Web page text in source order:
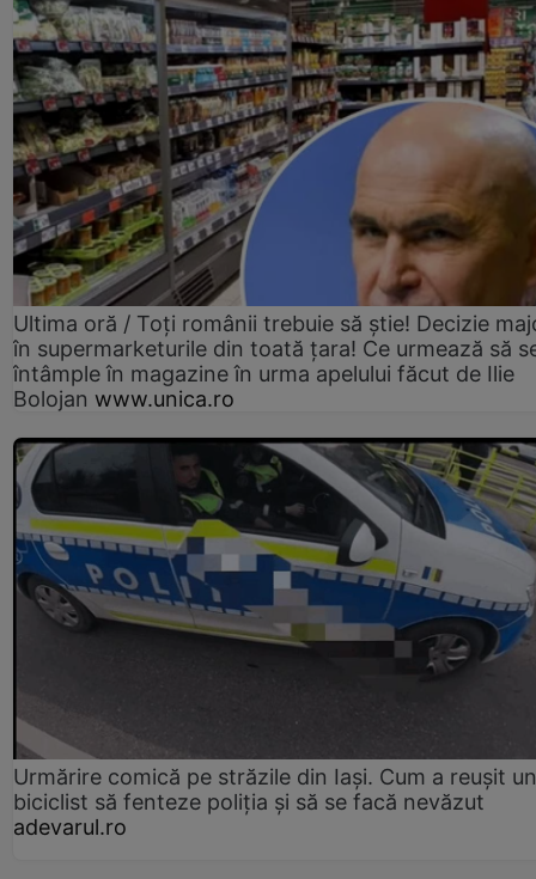
Ultima oră / Toți românii trebuie să știe! Decizie
în supermarketurile din toată țara! Ce urmează să
întâmple în magazine în urma apelului făcut de Ilie
Bolojan www.unica.ro
Urmărire comică pe străzile din Iași. Cum a reușit un
biciclist să fenteze poliția și să se facă nevăzut
adevarul.ro